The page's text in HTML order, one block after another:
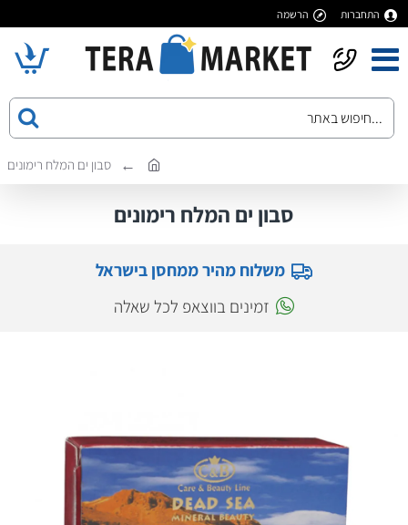
התחברות הרשמה
סבון ים המלח רימונים
סבון ים המלח רימונים
משלוח מהיר ממחסן בישראל
זמינים בווצאפ לכל שאלה